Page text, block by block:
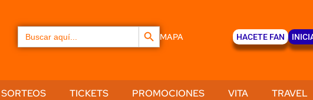
Buscar: Botón de búsqueda
MAPA HACETE FAN
SORTEOS TICKETS PROMOCIONES VITA TRAVEL